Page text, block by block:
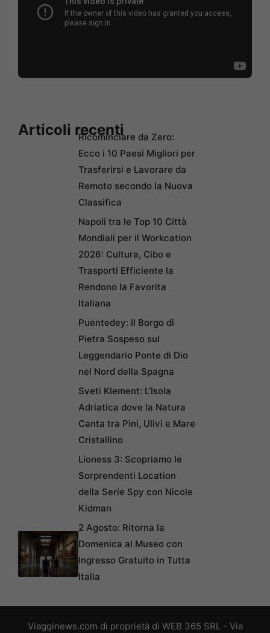
Articoli recentiRicominciare da Zero:
Ecco i 10 Paesi Migliori per
Trasferirsi e Lavorare da
Remoto secondo la Nuova
Classifica
Napoli tra le Top 10 Città
Mondiali per il Workcation
2026: Cultura, Cibo e
Trasporti Efficiente la
Rendono la Favorita
Italiana
Puentedey: Il Borgo di
Pietra Sospeso sul
Leggendario Ponte di Dio
nel Nord della Spagna
Sveti Klement: L’Isola
Adriatica dove la Natura
Canta tra Pini, Ulivi e Mare
Cristallino
Lioness 3: Scopriamo le
Sorprendenti Location
della Serie Spy con Nicole
Kidman
2 Agosto: Ritorna la
Domenica al Museo con
Ingresso Gratuito in Tutta
Italia
Viagginews.com di proprietà di WEB 365 SRL - Via